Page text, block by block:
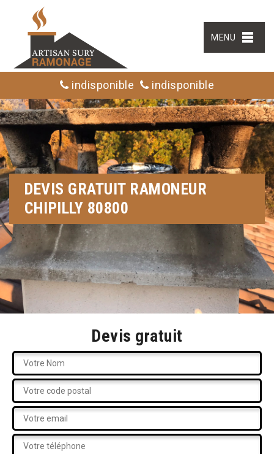
MENU
indisponible indisponible
DEVIS GRATUIT RAMONEUR
CHIPILLY 80800
Devis gratuit